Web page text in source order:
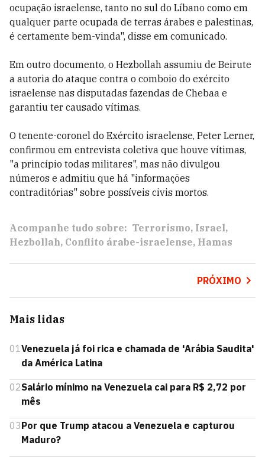
ocupação israelense, tanto no sul do Líbano como em
qualquer parte ocupada de terras árabes e palestinas,
é certamente bem-vinda", disse em comunicado.
Em outro documento, o Hezbollah assumiu de Beirute
a autoria do ataque contra o comboio do exército
israelense nas disputadas fazendas de Chebaa e
garantiu ter causado vítimas.
O tenente-coronel do Exército israelense, Peter Lerner,
confirmou em entrevista coletiva que houve vítimas,
"a princípio todas militares", mas não divulgou
números e admitiu que há "informações
contraditórias" sobre possíveis civis mortos.
Acompanhe tudo sobre: Terrorismo Israel
Hezbollah Conflito árabe-israelense Hamas
PRÓXIMO
Mais lidas
01Venezuela já foi rica e chamada de 'Arábia Saudita'
da América Latina
02Salário mínimo na Venezuela cai para R$ 2,72 por
mês
03Por que Trump atacou a Venezuela e capturou
Maduro?